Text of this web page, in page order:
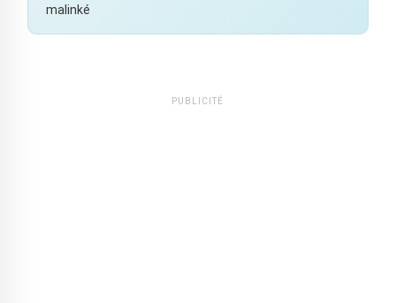
malinké
PUBLICITÉ